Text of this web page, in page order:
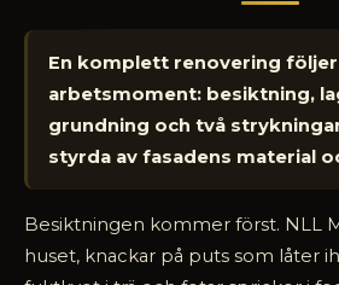
En komplett renovering
arbetsmoment: besiktning,
grundning och två
styrda av fasadens material
Besiktningen kommer först. NLL
huset, knackar på puts som låter